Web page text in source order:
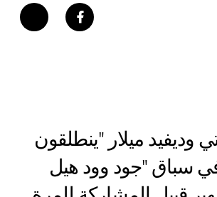
وديفيد ميلار "ينطلقون
سباق "جود وود هيل